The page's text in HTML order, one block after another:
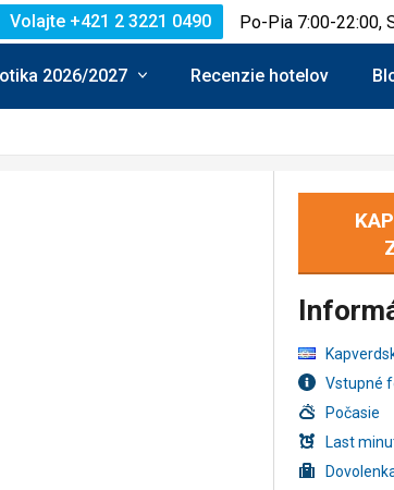
Volajte +421 2 3221 0490 Po-Pia 7:00-22:00,
2026/2027 Recenzie hotelov
Vstupné
Počasie
Last